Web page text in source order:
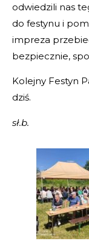
odwiedzili nas
do festynu i
impreza
bezpiecznie,
Kolejny Festyn
dziś.
sł.b.